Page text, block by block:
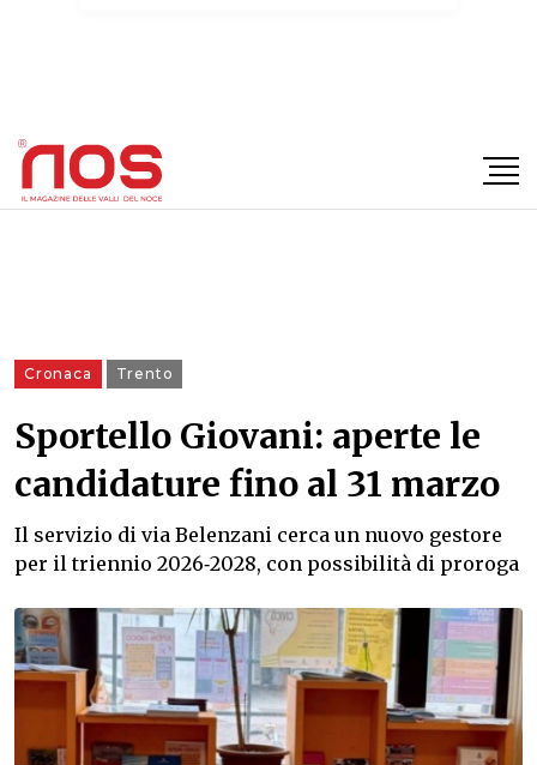
Cronaca Trento
Sportello Giovani: aperte le
candidature fino al 31 marzo
Il servizio di via Belenzani cerca un nuovo gestore
per il triennio 2026‑2028, con possibilità di proroga